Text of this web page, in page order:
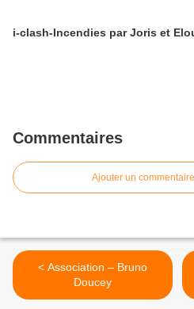
i-clash-Incendies par Joris et
Commentaires
Ajouter un commentaire
< Association – Bruno
Doucey